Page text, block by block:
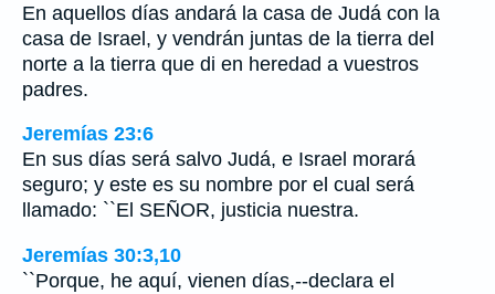
En aquellos días andará la casa de Judá con la
casa de Israel, y vendrán juntas de la tierra del
norte a la tierra que di en heredad a vuestros
padres.
Jeremías 23:6
En sus días será salvo Judá, e Israel morará
seguro; y este es su nombre por el cual será
llamado: ``El SEÑOR, justicia nuestra.
Jeremías 30:3,10
``Porque, he aquí, vienen días,--declara el